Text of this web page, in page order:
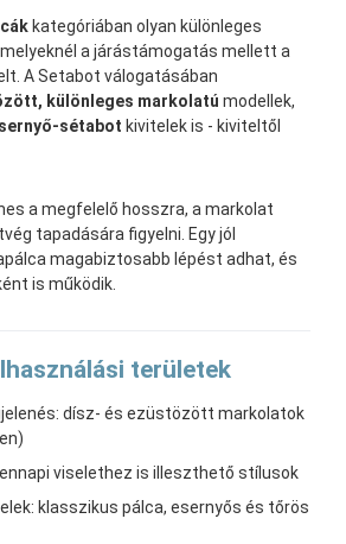
kategóriában olyan különleges
a járástámogatás mellett a
A Setabot válogatásában
különleges markolatú modellek,
sétabot kivitelek is - kiviteltől
a megfelelő hosszra, a markolat
tapadására figyelni. Egy jól
magabiztosabb lépést adhat, és
is működik.
területek
dísz- és ezüstözött markolatok
viselethez is illeszthető stílusok
klasszikus pálca, esernyős és tőrös